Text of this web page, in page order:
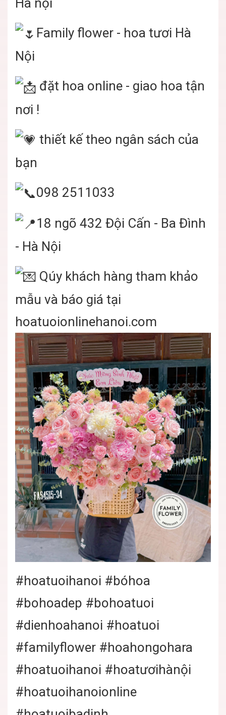
Hà nội
Family flower - hoa tươi Hà
Nội
đặt hoa online - giao hoa tận
nơi !
thiết kế theo ngân sách của
bạn
098 2511033
18 ngõ 432 Đội Cấn - Ba Đình
- Hà Nội
Qúy khách hàng tham khảo
mẫu và báo giá tại
hoatuoionlinehanoi.com
#hoatuoihanoi #bóhoa
#bohoadep #bohoatuoi
#dienhoahanoi #hoatuoi
#familyflower #hoahongohara
#hoatuoihanoi #hoatươihànội
#hoatuoihanoionline